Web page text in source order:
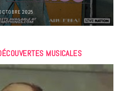
2025
MUSICALES